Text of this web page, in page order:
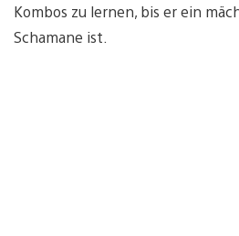
Kombos zu lernen, bis er ein
Schamane ist.